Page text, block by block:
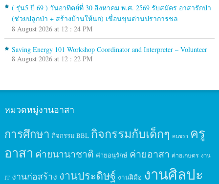
( รุ่น5 ปี 69 ) วันอาทิตย์ที่ 30 สิงหาคม พ.ศ. 2569 รับสมัคร อาสารักป่า
(ช่วยปลูกป่า + สร้างบ้านให้นก) เขื่อนขุนด่านปราการชล
8 August 2026 at 12 : 24 PM
Saving Energy 101 Workshop Coordinator and Interpreter – Volunteer
8 August 2026 at 12 : 22 PM
หมวดหมู่งานอาสา
การศึกษา กิจกรรม BBL กิจกรรมกับเด็กๆ คนชรา ครู
อาสา ค่ายนานาชาติ ค่ายอนุรักษ์ ค่ายอาสา ค่ายเกษตร งาน
IT งานก่อสร้าง งานประดิษฐ์ งานฝีมือ งานศิลปะ